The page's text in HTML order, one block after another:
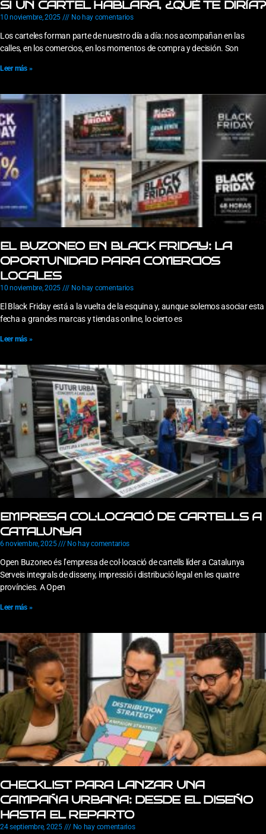
SI UN CARTEL HABLARA, ¿QUÉ TE DIRÍA?
10 noviembre, 2025 No hay comentarios
Los carteles forman parte de nuestro día a día: nos acompañan en las
calles, en los comercios, en los momentos de compra y decisión. Son
Leer más »
EL BUZONEO EN BLACK FRIDAY: LA
OPORTUNIDAD PARA COMERCIOS
LOCALES
10 noviembre, 2025 No hay comentarios
El Black Friday está a la vuelta de la esquina y, aunque solemos asociar esta
fecha a grandes marcas y tiendas online, lo cierto es
Leer más »
EMPRESA COL·LOCACIÓ DE CARTELLS A
CATALUNYA
6 noviembre, 2025 No hay comentarios
Open Buzoneo és l’empresa de col·locació de cartells líder a Catalunya
Serveis integrals de disseny, impressió i distribució legal en les quatre
províncies. A Open
Leer más »
CHECKLIST PARA LANZAR UNA
CAMPAÑA URBANA: DESDE EL DISEÑO
HASTA EL REPARTO
24 septiembre, 2025 No hay comentarios